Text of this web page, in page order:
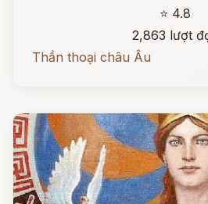
⭐ 4.8
2,863 lượt
Thần thoại châu Âu